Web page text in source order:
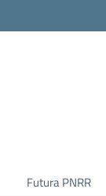
Futura PNRR